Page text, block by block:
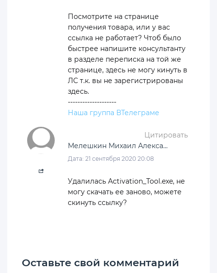
Посмотрите на странице
получения товара, или у вас
ссылка не работает? Чтоб было
быстрее напишите консультанту
в разделе переписка на той же
странице, здесь не могу кинуть в
ЛС т.к. вы не зарегистрированы
здесь.
--------------------
Наша группа ВТелеграме
Цитировать
Мелешкин Михаил Александрович
Дата: 21 сентября 2020 20:08
Удалилась Activation_Tool.exe, не
могу скачать ее заново, можете
скинуть ссылку?
Оставьте свой комментарий